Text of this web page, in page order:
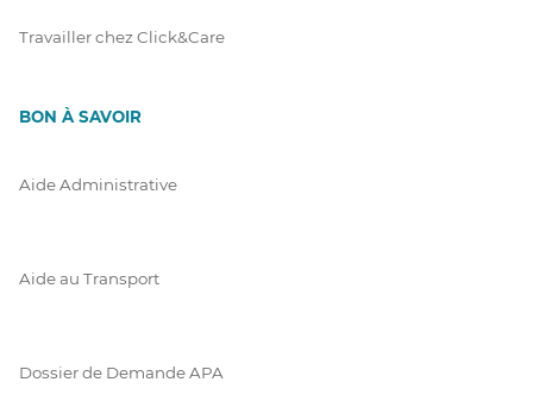
Travailler chez Click&Care
BON À SAVOIR
Aide Administrative
Aide au Transport
Dossier de Demande APA